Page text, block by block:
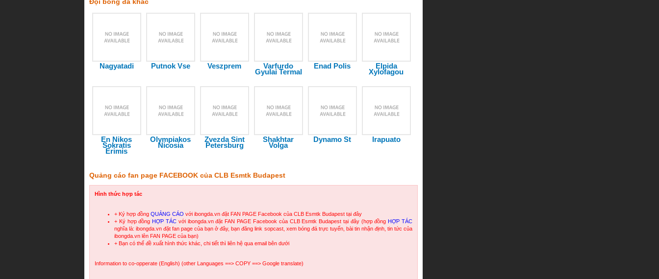
Đội bóng đá khác
Nagyatadi Putnok Vse Veszprem
Varfurdo
Gyulai Termal
Enad Polis
Elpida
Xylofagou
En Nikos
Sokratis
Erimis
Olympiakos
Nicosia
Zvezda Sint
Petersburg
Shakhtar
Volga
Dynamo St Irapuato
Quảng cáo fan page FACEBOOK của CLB Esmtk Budapest
Hình thức hợp tác
+ Ký hợp đồng QUẢNG CÁO với ibongda.vn đặt FAN PAGE Facebook của CLB Esmtk Budapest tại đây
+ Ký hợp đồng HỢP TÁC với ibongda.vn đặt FAN PAGE Facebook của CLB Esmtk Budapest tại đây (hợp đồng HỢP TÁC
nghĩa là: ibongda.vn đặt fan page của bạn ở đây, bạn đăng link sopcast, xem bóng đá trực tuyến, bài tin nhận định, tin tức của
ibongda.vn lên FAN PAGE của bạn)
+ Bạn có thể đề xuất hình thức khác, chi tiết thì liên hệ qua email bên dưới
Information to co-opperate (English) (other Languages ==> COPY ==> Google translate)